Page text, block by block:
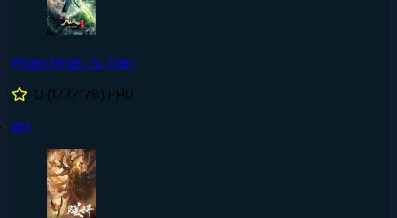
Phàm Nhân Tu Tiên
0 (177/176) FHD
#9